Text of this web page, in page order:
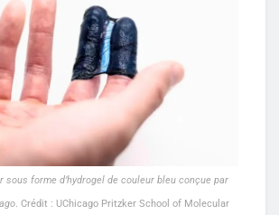
sous forme d’hydrogel de couleur bleu conçue par
. Crédit : UChicago Pritzker School of Molecular